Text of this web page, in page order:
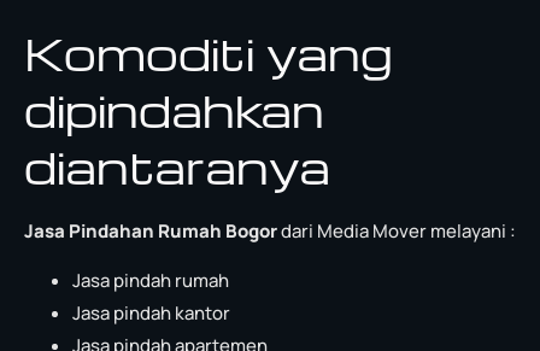
Komoditi yang
dipindahkan
diantaranya
Jasa Pindahan Rumah Bogordari Media Mover melayani :
Jasa pindah rumah
Jasa pindah kantor
Jasa pindah apartemen